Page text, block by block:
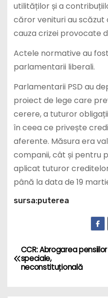
utilităților și a
căror venituri au scăzut
cauza crizei provocate
Actele normative au
parlamentarii liberali.
Parlamentarii PSD au
proiect de lege care
cerere, a tuturor
în ceea ce privește
aferente. Măsura era
companii, cât și pentru
aplicat tuturor
până la data de 19
sursa:puterea
P
o
CCR: Abrogarea pensiilor
speciale,
neconstituțională